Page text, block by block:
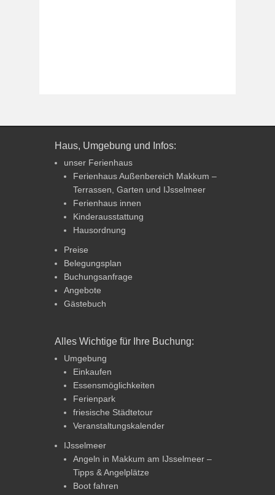
Haus, Umgebung und Infos:
unser Ferienhaus
Ferienhaus Außenbereich Makkum –
Terrassen, Garten und IJsselmeer
Ferienhaus innen
Kinderausstattung
Hausordnung
Preise
Belegungsplan
Buchungsanfrage
Angebote
Gästebuch
Alles Wichtige für Ihre Buchung:
Umgebung
Einkaufen
Essensmöglichkeiten
Ferienpark
friesische Städtetour
Veranstaltungskalender
IJsselmeer
Angeln in Makkum am IJsselmeer –
Tipps & Angelplätze
Boot fahren